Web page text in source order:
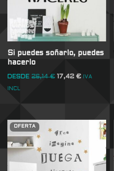
Si puedes soñarlo, puedes
hacerlo
DESDE 26,14€ 17,42 € IVA
INCL
OFERTA